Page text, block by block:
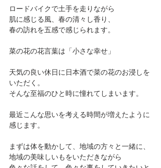
ロードバイクで土手を走りながら
肌に感じる風、春の清々し香り、
春の訪れを五感で感じられます。
菜の花の花言葉は「小さな幸せ」
天気の良い休日に日本酒で菜の花のお浸しを
いただく。
そんな至福のひと時に憧れてしまいます。
最近こんな思いを考える時間が増えたように
感じます。
まずは体を動かして、地域の方々と一緒に、
地域の美味しいもをいただきながら